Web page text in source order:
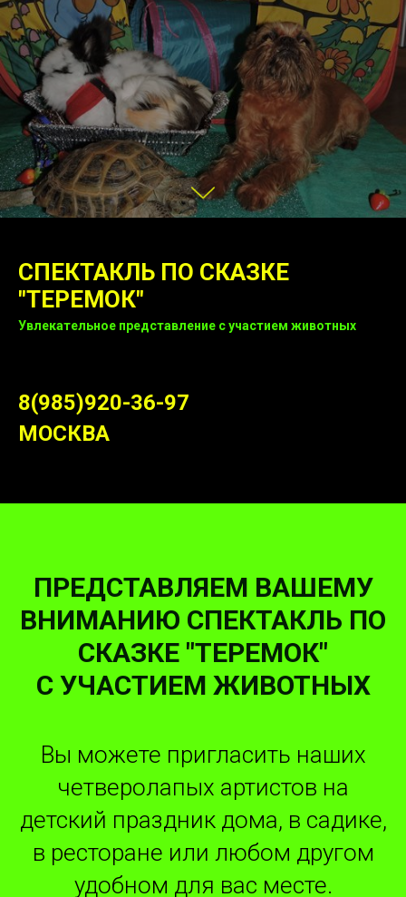
СПЕКТАКЛЬ ПО СКАЗКЕ
"ТЕРЕМОК"
Увлекательное представление с участием животных
8(985)920-36-97
МОСКВА
ПРЕДСТАВЛЯЕМ ВАШЕМУ
ВНИМАНИЮ СПЕКТАКЛЬ ПО
СКАЗКЕ "ТЕРЕМОК"
С УЧАСТИЕМ ЖИВОТНЫХ
Вы можете пригласить наших
четверолапых артистов на
детский праздник дома, в садике,
в ресторане или любом другом
удобном для вас месте.